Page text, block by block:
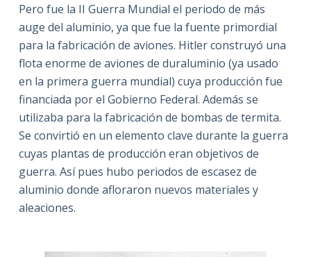
Pero fue la II Guerra Mundial el periodo de más
auge del aluminio, ya que fue la fuente primordial
para la fabricación de aviones. Hitler construyó una
flota enorme de aviones de duraluminio (ya usado
en la primera guerra mundial) cuya producción fue
financiada por el Gobierno Federal. Además se
utilizaba para la fabricación de bombas de termita.
Se convirtió en un elemento clave durante la guerra
cuyas plantas de producción eran objetivos de
guerra. Así pues hubo periodos de escasez de
aluminio donde afloraron nuevos materiales y
aleaciones.